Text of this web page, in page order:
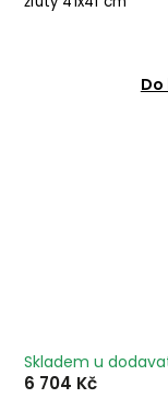
Do
Skladem u
6 704 Kč